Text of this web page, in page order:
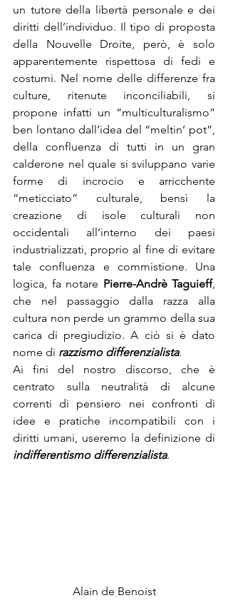
un tutore della libertà personale e dei
diritti dell’individuo. Il tipo di proposta
della Nouvelle Droite, però, è solo
apparentemente rispettosa di fedi e
costumi. Nel nome delle differenze fra
culture, ritenute inconciliabili, si
propone infatti un “multiculturalismo”
ben lontano dall’idea del “meltin’ pot”,
della confluenza di tutti in un gran
calderone nel quale si sviluppano varie
forme di incrocio e arricchente
“meticciato” culturale, bensì la
creazione di isole culturali non
occidentali all’interno dei paesi
industrializzati, proprio al fine di evitare
tale confluenza e commistione. Una
logica, fa notare Pierre-Andrè Taguieff,
che nel passaggio dalla razza alla
cultura non perde un grammo della sua
carica di pregiudizio. A ciò si è dato
nome di razzismo differenzialista.
Ai fini del nostro discorso, che è
centrato sulla neutralità di alcune
correnti di pensiero nei confronti di
idee e pratiche incompatibili con i
indifferentismo differenzialista.
Alain de Benoist